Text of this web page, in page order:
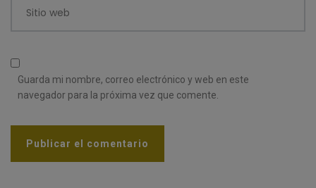
Sitio web
Guarda mi nombre, correo electrónico y web en este
navegador para la próxima vez que comente.